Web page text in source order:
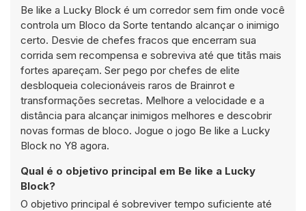
Be like a Lucky Block é um corredor sem fim onde você
controla um Bloco da Sorte tentando alcançar o inimigo
certo. Desvie de chefes fracos que encerram sua
corrida sem recompensa e sobreviva até que titãs mais
fortes apareçam. Ser pego por chefes de elite
desbloqueia colecionáveis raros de Brainrot e
transformações secretas. Melhore a velocidade e a
distância para alcançar inimigos melhores e descobrir
novas formas de bloco. Jogue o jogo Be like a Lucky
Block no Y8 agora.
Qual é o objetivo principal em Be like a Lucky
Block?
O objetivo principal é sobreviver tempo suficiente até